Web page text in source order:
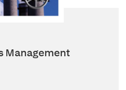
Management